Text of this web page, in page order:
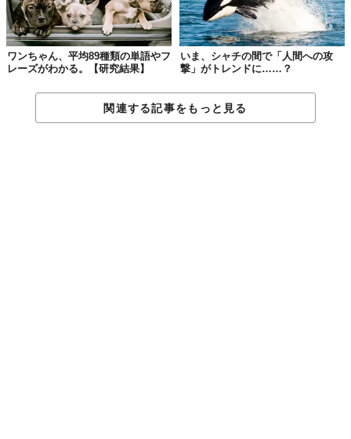
ワンちゃん、平均89種類の単語やフ
レーズがわかる。【研究結果】
いま、シャチの間で「人間への攻
撃」がトレンドに……？
関連する記事をもっと見る